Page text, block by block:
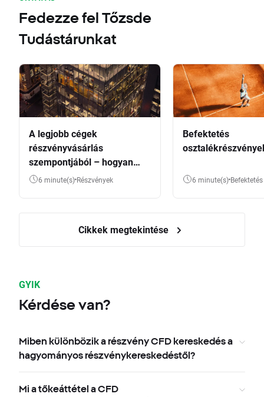
Fedezze fel Tőzsde
Tudástárunkat
A legjobb cégek
részvényvásárlás
szempontjából – hogyan
válasszunk?
6 minute(s) Részvények
Befektetés
6 minute(s) Befektetés
Cikkek megtekintése
GYIK
Kérdése van?
Miben különbözik a részvény CFD kereskedés a
hagyományos részvénykereskedéstől?
Mi a tőkeáttétel a CFD